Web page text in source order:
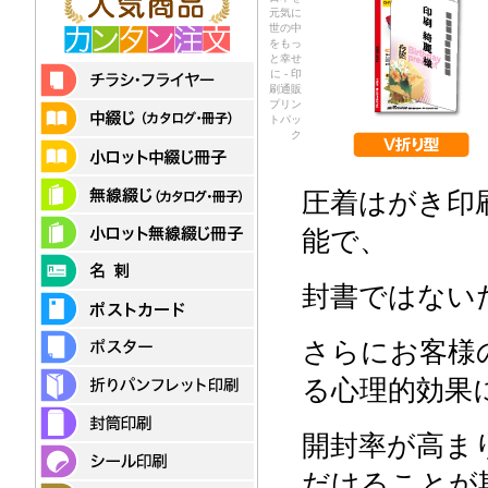
圧着はがき印
能で、
封書ではない
さらにお客様
る心理的効果
開封率が高
元気に
世の中
をもっ
と幸せ
に - 印
刷通販
プリン
トパッ
ク